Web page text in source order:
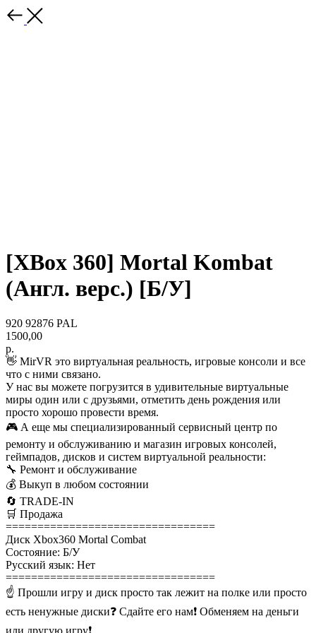
[XBox 360] Mortal Kombat
(Англ. верс.) [Б/У]
920 92876 PAL
1500,00
р.
👋 MirVR это виртуальная реальность, игровые консоли и все
что с ними связано.
У нас вы можете погрузится в удивительные виртуальные
миры один или с друзьями, отметить день рождения или
просто хорошо провести время.
🎮 А еще мы специализированный сервисный центр по
ремонту и обслуживанию и магазин игровых консолей,
геймпадов, дисков и систем виртуальной реальности:
🔧 Ремонт и обслуживание
💰 Выкуп в любом состоянии
🔄 TRADE-IN
🛒 Продажа
=================================
Диск Xbox360 Mortal Combat
Состояние: Б/У
Русский язык: Нет
=================================
☝ Прошли игру и диск просто так лежит на полке или просто
есть ненужные диски❓ Сдайте его нам❗ Обменяем на деньги
или другую игру❗